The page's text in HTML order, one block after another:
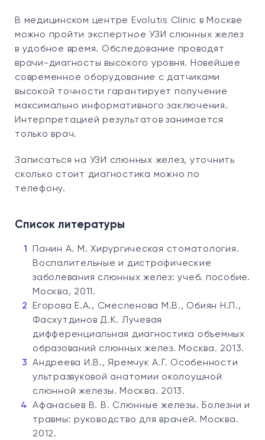
В медицинском центре Evolutis Clinic в Москве
можно пройти экспертное УЗИ слюнных желез
в удобное время. Обследование проводят
врачи-диагносты высокого уровня. Новейшее
современное оборудование с датчиками
высокой точности гарантирует получение
максимально информативного заключения.
Интерпретацией результатов занимается
только врач.
Записаться на УЗИ слюнных желез, уточнить
сколько стоит диагностика можно по
телефону.
Список литературы
Панин А. М. Хирургическая стоматология.
Воспалительные и дистрофические
заболевания слюнных желез: учеб. пособие.
Москва, 2011.
Егорова Е.А., Смесленова М.В., Обиян Н.П.,
Фасхутдинов Д.К. Лучевая
дифференциальная диагностика объемных
образований слюнных желез. Москва. 2013.
Андреева И.В., Яремчук А.Г. Особенности
ультразвуковой анатомии околоушной
слюнной железы. Москва. 2013.
Афанасьев В. В. Слюнные железы. Болезни и
травмы: руководство для врачей. Москва.
2012.